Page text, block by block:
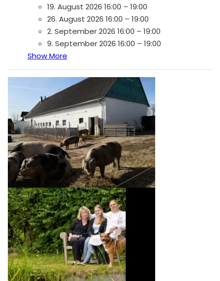
19. August 2026 16:00 – 19:00
26. August 2026 16:00 – 19:00
2. September 2026 16:00 – 19:00
9. September 2026 16:00 – 19:00
Show More